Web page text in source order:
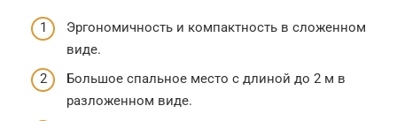
Эргономичность и компактность в сложенном
виде.
Большое спальное место с длиной до 2 м в
разложенном виде.